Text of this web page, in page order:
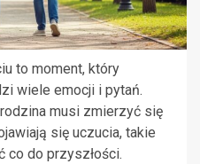
to moment, który
wiele emocji i pytań.
musi zmierzyć się
się uczucia, takie
co do przyszłości.